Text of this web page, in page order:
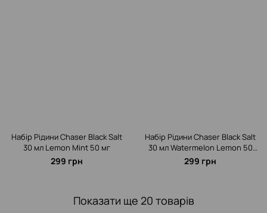
Набір Рідини Chaser Black Salt
30 мл Lemon Mint 50 мг
299 грн
Набір Рідини Chaser Black Salt
30 мл Watermelon Lemon 50
мг
299 грн
Показати ще 20 товарів